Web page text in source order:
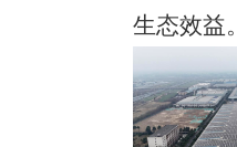
生态效益。